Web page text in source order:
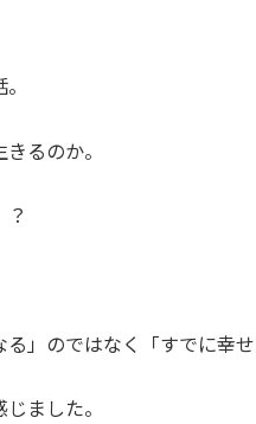
るのか。
？
」のではなく「すでに幸せ
ました。